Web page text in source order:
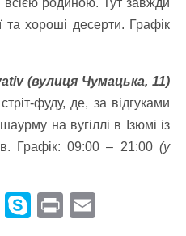
всією родиною. Тут завжди
та хороші десерти. Графік
(вулиця Чумацька, 11)
фуду, де, за відгуками
на вугіллі в Ізюмі із
Графік: 09:00 – 21:00 (у
W S Pr